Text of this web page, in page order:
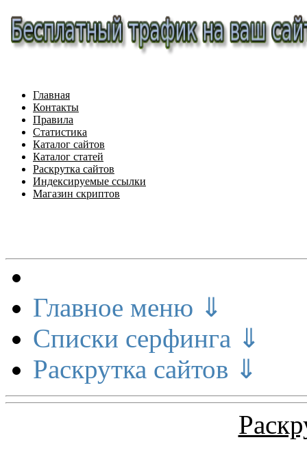
Главная
Контакты
Правила
Статистика
Каталог сайтов
Каталог статей
Раскрутка сайтов
Индексируемые ссылки
Магазин скриптов
Главное меню ⇓
Списки серфинга ⇓
Раскрутка сайтов ⇓